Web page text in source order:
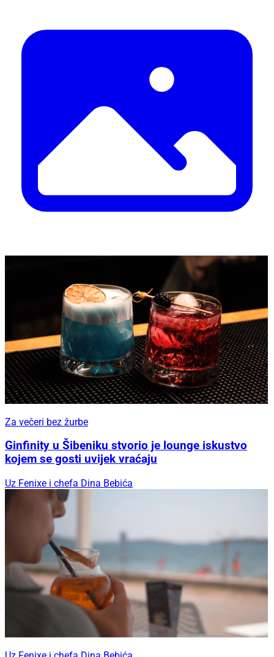
Za večeri bez žurbe
Ginfinity u Šibeniku stvorio je lounge iskustvo
kojem se gosti uvijek vraćaju
Uz Fenixe i chefa Dina Bebića